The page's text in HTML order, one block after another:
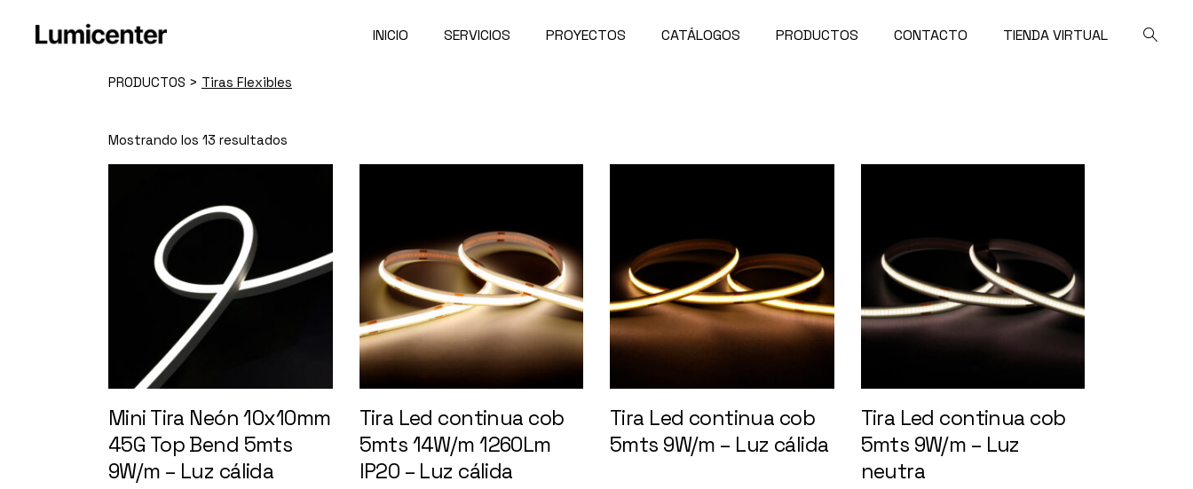
content
INICIO SERVICIOS PROYECTOS CATÁLOGOS PRODUCTOS CONTACTO TIENDA VIRTUAL
PRODUCTOS > Tiras Flexibles
Mostrando los 13 resultados
Mini Tira Neón 10x10mm
45G Top Bend 5mts
9W/m – Luz cálida
Tira Led continua cob
5mts 14W/m 1260Lm
IP20 – Luz cálida
Tira Led continua cob
5mts 9W/m – Luz cálida
Tira Led continua cob
5mts 9W/m – Luz
neutra